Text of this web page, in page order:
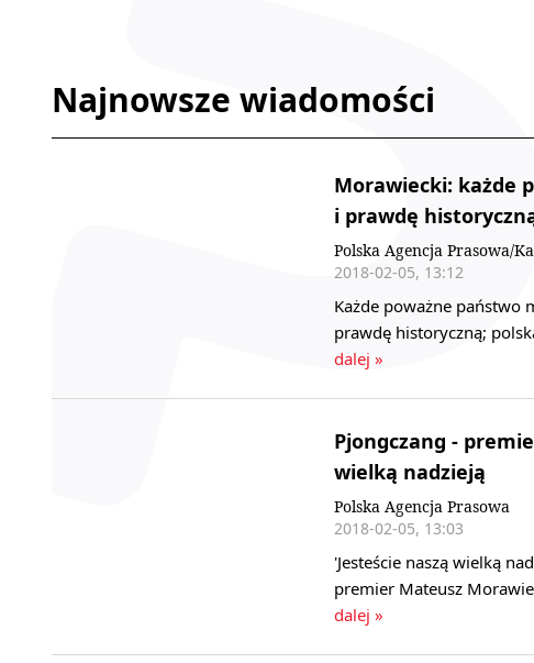
Najnowsze wiadomości
Morawiecki: każde
i prawdę
Polska Agencja Prasowa/
2018-02-05, 13:12
Każde poważne państwo
prawdę historyczną;
dalej »
Pjongczang -
wielką nadzieją
Polska Agencja Prasowa
2018-02-05, 13:03
'Jesteście naszą wielką
premier Mateusz
dalej »